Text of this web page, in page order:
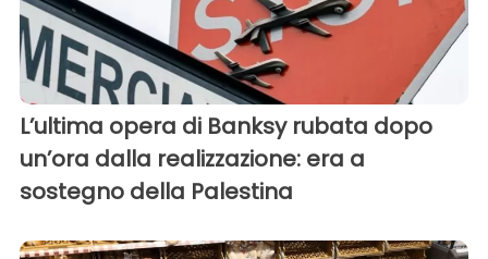
L’ultima opera di Banksy rubata dopo
un’ora dalla realizzazione: era a
sostegno della Palestina